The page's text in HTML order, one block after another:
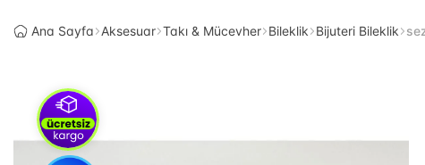
Ana Sayfa Aksesuar Takı & Mücevher Bileklik Bijuteri Bileklik